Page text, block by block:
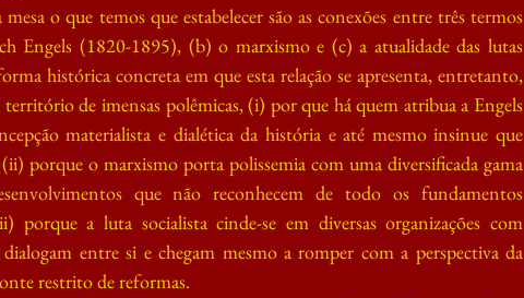
o que temos que estabelecer são as conexões entre três termos
Engels (1820-1895), (b) o marxismo e (c) a atualidade das lutas
histórica concreta em que esta relação se apresenta, entretanto,
de imensas polêmicas, (i) por que há quem atribua a Engels
materialista e dialética da história e até mesmo insinue que
porque o marxismo porta polissemia com uma diversificada gama
que não reconhecem de todo os fundamentos
a luta socialista cinde-se em diversas organizações com
entre si e chegam mesmo a romper com a perspectiva da
restrito de reformas.